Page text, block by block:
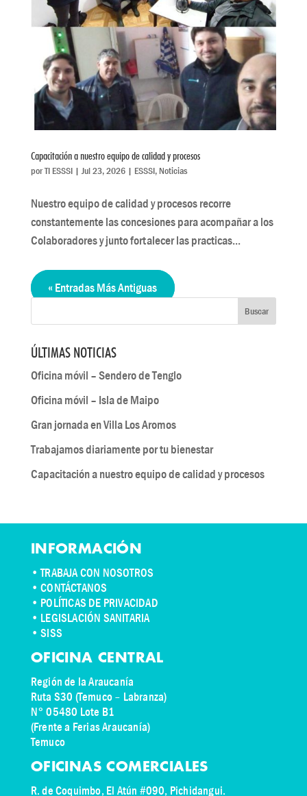
Capacitación a nuestro equipo de calidad y procesos
porTI ESSSI| Jul 23, 2026| ESSSI,Noticias
Nuestro equipo de calidad y procesos recorre
constantemente las concesiones para acompañar a los
Colaboradores y junto fortalecer las practicas...
« Entradas Más Antiguas
ÚLTIMAS NOTICIAS
Oficina móvil – Sendero de Tenglo
Oficina móvil – Isla de Maipo
Gran jornada en Villa Los Aromos
Trabajamos diariamente por tu bienestar
Capacitación a nuestro equipo de calidad y procesos
INFORMACIÓN
•TRABAJA CON NOSOTROS
•CONTÁCTANOS
• POLÍTICAS DE PRIVACIDAD
• LEGISLACIÓN SANITARIA
• SISS
OFICINA CENTRAL
Región de la Araucanía
Ruta S30 (Temuco – Labranza)
N° 05480 Lote B1
(Frente a Ferias Araucanía)
Temuco
OFICINAS COMERCIALES
R. de Coquimbo, El Atún #090, Pichidangui.